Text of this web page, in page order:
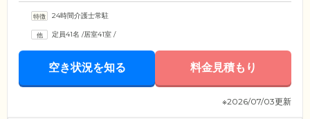
24時間介護士常駐
定員41名 /居室41室 /
空き状況を知る 料金見積もり
※2026/07/03更新